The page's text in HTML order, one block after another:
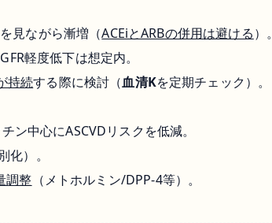
を見ながら漸増（ACEiとARBの併用は避ける）。
軽度低下は想定内。
持続する際に検討（血清Kを定期チェック）。
ン中心にASCVDリスクを低減。
化）。
調整 （メトホルミン/DPP-4等）。